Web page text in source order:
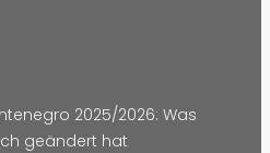
2025/2026: Was
geändert hat